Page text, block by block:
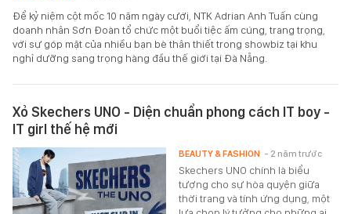
Để kỷ niệm cột mốc 10 năm ngày cưới, NTK Adrian Anh Tuấn cùng
doanh nhân Sơn Đoàn tổ chức một buổi tiệc ấm cúng, trang trọng,
với sự góp mặt của nhiều bạn bè thân thiết trong showbiz tại khu
nghỉ dưỡng sang trọng hàng đầu thế giới tại Đà Nẵng.
Xỏ Skechers UNO - Diện chuẩn phong cách IT boy -
IT girl thế hệ mới
Skechers UNO chính là biểu
tượng cho sự hòa quyện giữa
thời trang và tính ứng dụng, một
BEAUTY & FASHION - 2 năm trước